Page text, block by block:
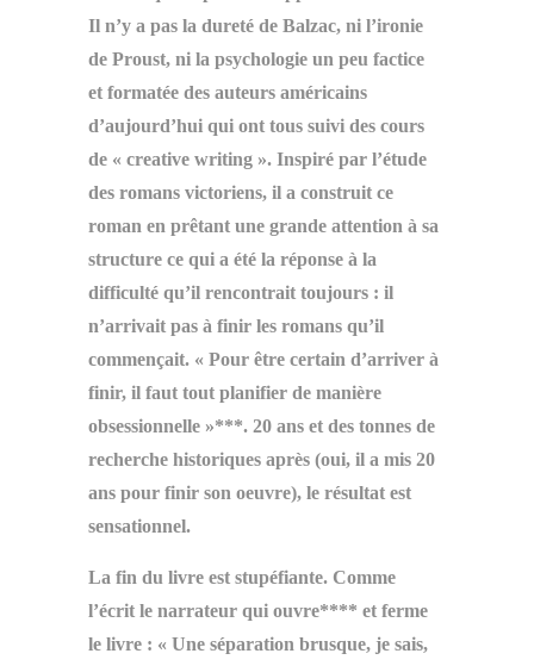
Il n’y a pas la dureté de Balzac, ni l’ironie
de Proust, ni la psychologie un peu factice
et formatée des auteurs américains
d’aujourd’hui qui ont tous suivi des cours
de « creative writing ». Inspiré par l’étude
des romans victoriens, il a construit ce
roman en prêtant une grande attention à sa
structure ce qui a été la réponse à la
difficulté qu’il rencontrait toujours : il
n’arrivait pas à finir les romans qu’il
commençait. « Pour être certain d’arriver à
finir, il faut tout planifier de manière
obsessionnelle »***. 20 ans et des tonnes de
recherche historiques après (oui, il a mis 20
ans pour finir son oeuvre), le résultat est
sensationnel.
La fin du livre est stupéfiante. Comme
l’écrit le narrateur qui ouvre**** et ferme
le livre : « Une séparation brusque, je sais,